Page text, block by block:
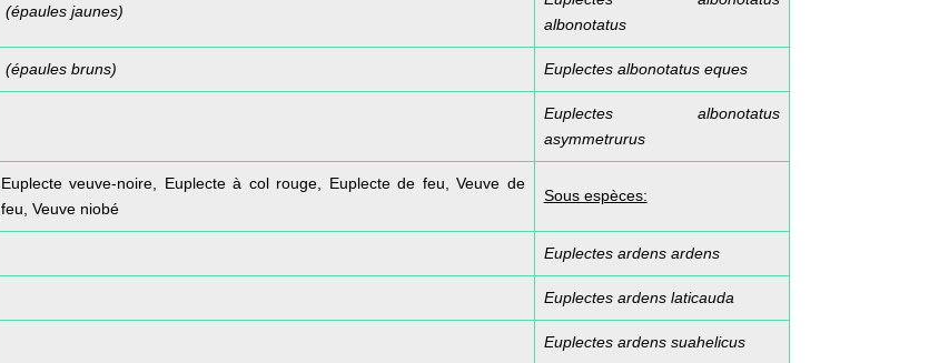
(épaules jaunes)
albonotatus
(épaules bruns) Euplectes albonotatus eques
Euplectes albonotatus
asymmetrurus
Euplecte veuve-noire, Euplecte à col rouge, Euplecte de feu, Veuve de
feu, Veuve niobé
Sous espèces:
Euplectes ardens ardens
Euplectes ardens laticauda
Euplectes ardens suahelicus